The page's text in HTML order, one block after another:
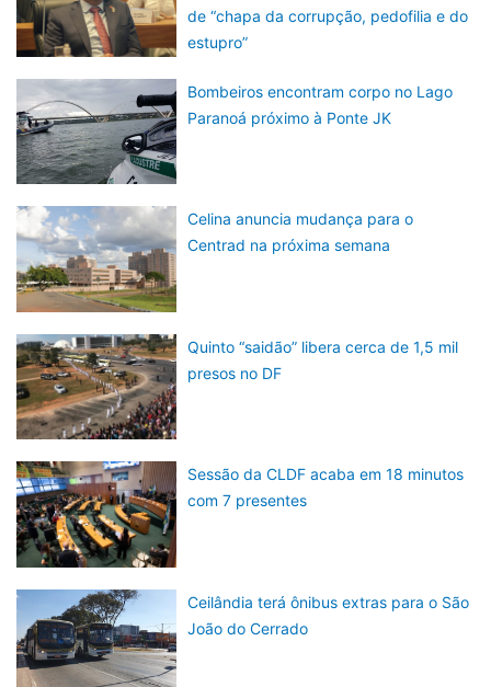
de “chapa da corrupção, pedofilia e do
estupro”
Bombeiros encontram corpo no Lago
Paranoá próximo à Ponte JK
Celina anuncia mudança para o
Centrad na próxima semana
Quinto “saidão” libera cerca de 1,5 mil
presos no DF
Sessão da CLDF acaba em 18 minutos
com 7 presentes
Ceilândia terá ônibus extras para o São
João do Cerrado